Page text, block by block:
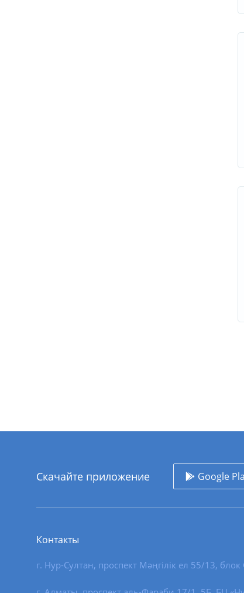
Скачайте приложение Google
Контакты
г. Нур-Султан, проспект Мәңгілік ел 55/13, блок